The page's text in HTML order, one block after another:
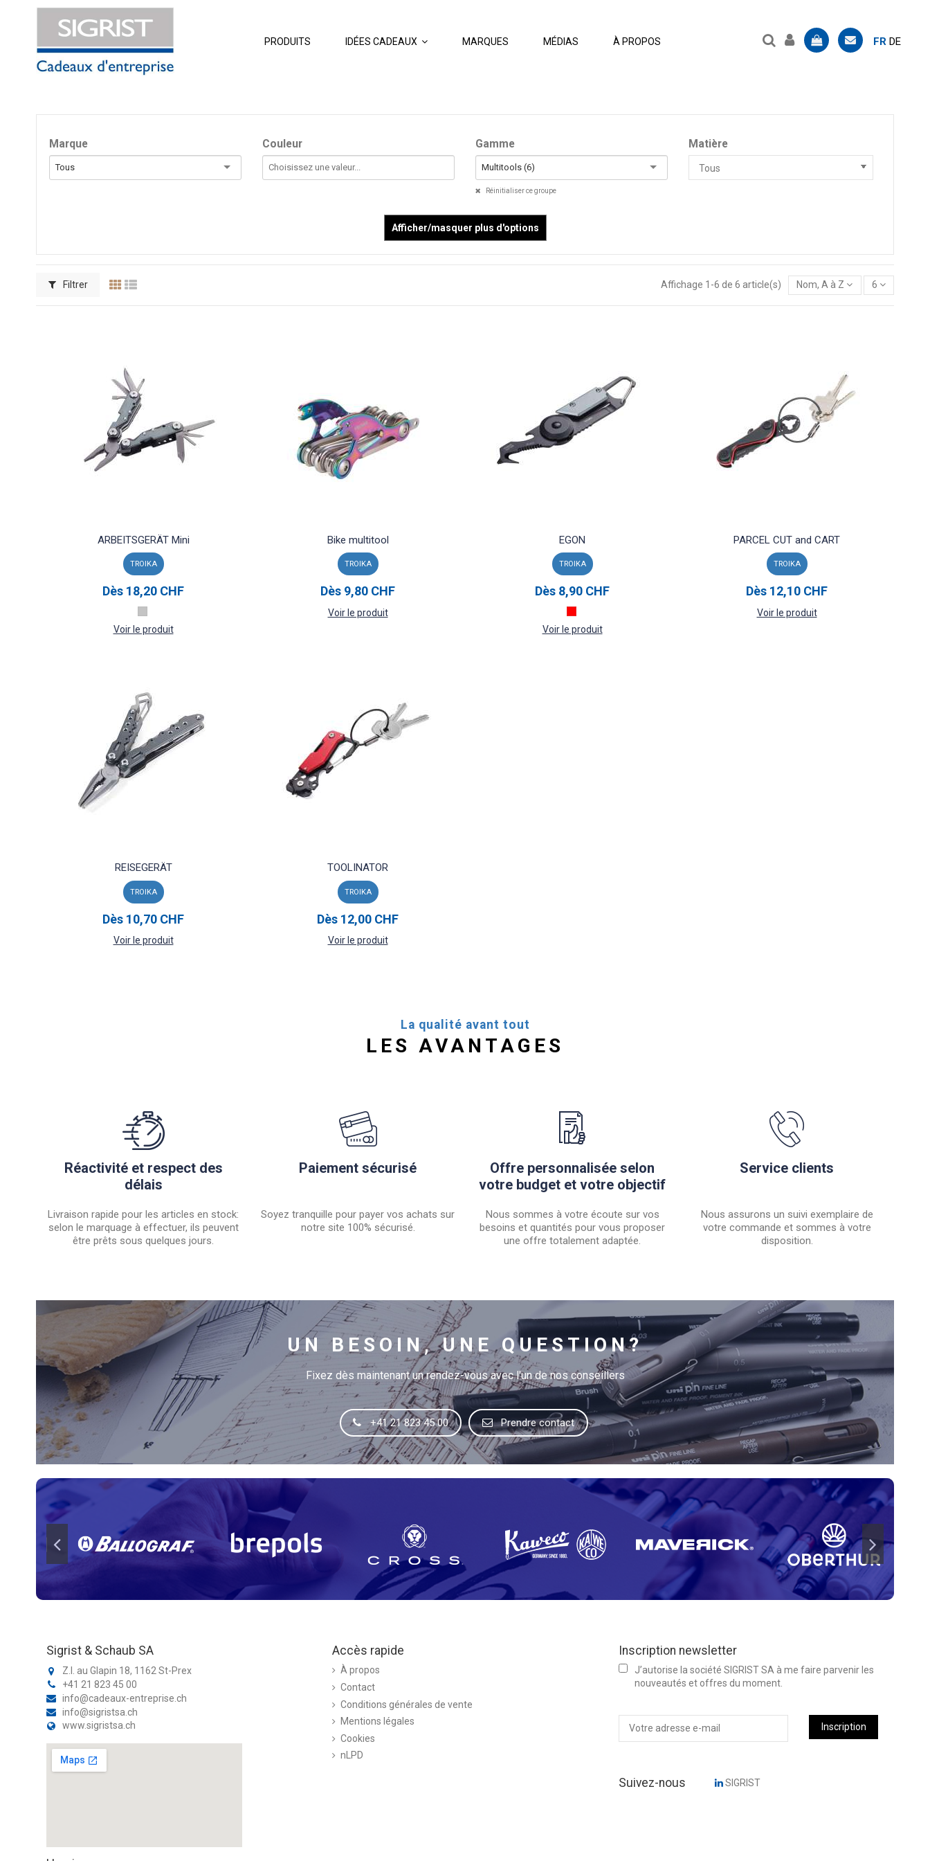
PRODUITS IDÉES CADEAUX MARQUES MÉDIAS À PROPOS FR DE
Marque
Tous
Couleur Gamme
Multitools (6)
Réinitialiser ce groupe
Matière
Afficher/masquer plus d'options
Filtrer Affichage 1-6 de 6 article(s) Nom, A à Z 6
ARBEITSGERÄT Mini
TROIKA
Dès 18,20 CHF
Voir le produit
Bike multitool
TROIKA
Dès 9,80 CHF
Voir le produit
EGON
TROIKA
Dès 8,90 CHF
Voir le produit
PARCEL CUT and CART
TROIKA
Dès 12,10 CHF
Voir le produit
REISEGERÄT
TROIKA
Dès 10,70 CHF
Voir le produit
TOOLINATOR
TROIKA
Dès 12,00 CHF
Voir le produit
La qualité avant tout
LES AVANTAGES
Réactivité et respect des
délais
Livraison rapide pour les articles en stock:
selon le marquage à effectuer, ils peuvent
être prêts sous quelques jours.
Paiement sécurisé
Soyez tranquille pour payer vos achats sur
notre site 100% sécurisé.
Offre personnalisée selon
votre budget et votre objectif
Nous sommes à votre écoute sur vos
besoins et quantités pour vous proposer
une offre totalement adaptée.
Service clients
Nous assurons un suivi exemplaire de
votre commande et sommes à votre
disposition.
UN BESOIN, UNE QUESTION?
Fixez dès maintenant un rendez-vous avec l'un de nos conseillers
+41 21 823 45 00 Prendre contact
Sigrist & Schaub SA
Z.I. au Glapin 18, 1162 St-Prex
+41 21 823 45 00
info@cadeaux-entreprise.ch
info@sigristsa.ch
www.sigristsa.ch
Accès rapide
À propos
Contact
Conditions générales de vente
Mentions légales
Cookies
nLPD
Inscription newsletter
J’autorise la société SIGRIST SA à me faire parvenir les
nouveautés et offres du moment.
Inscription
Suivez-nous SIGRIST